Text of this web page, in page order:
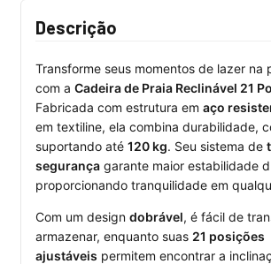
Descrição
Transforme seus momentos de lazer na
com a Cadeira de Praia Reclinável 21
Fabricada com estrutura em aço
em textiline, ela combina durabilidade,
suportando até 120 kg. Seu sistema de
segurança garante maior estabilidade
proporcionando tranquilidade em
Com um design dobrável, é fácil de
armazenar, enquanto suas 21 posições
ajustáveis permitem encontrar a